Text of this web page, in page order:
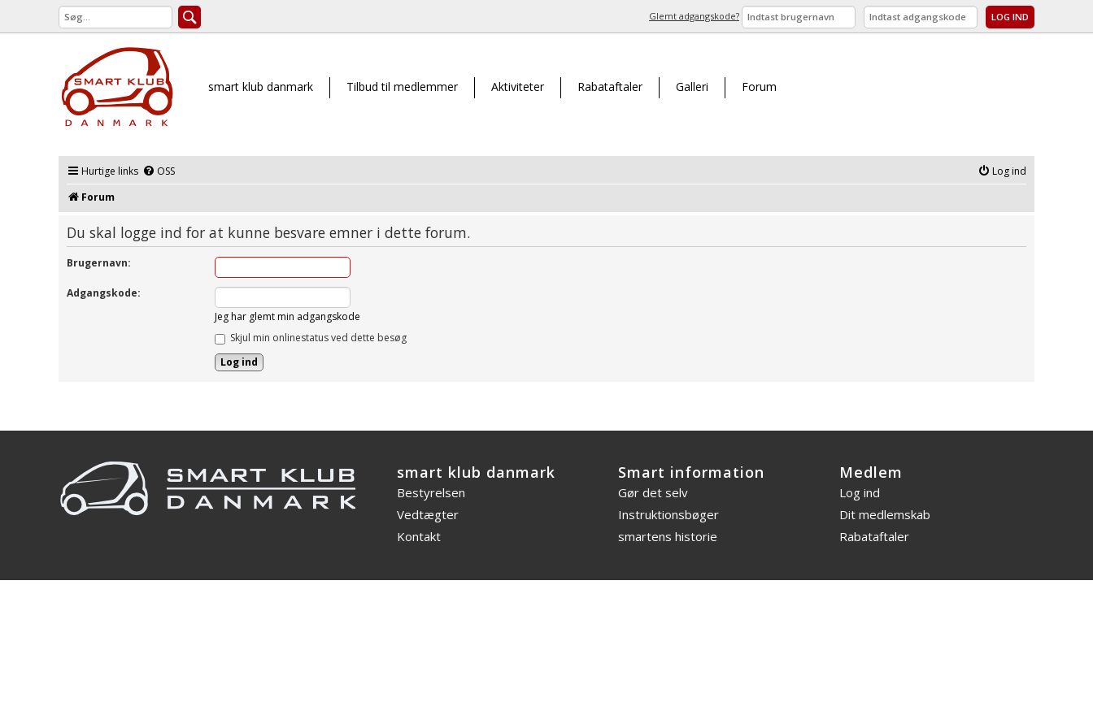
Glemt adgangskode?
smart klub danmark Tilbud til medlemmer Aktiviteter Rabataftaler Galleri Forum
Hurtige links OSS
Log ind
Forum
Du skal logge ind for at kunne besvare emner i dette forum.
Brugernavn:
Adgangskode:
Jeg har glemt min adgangskode
Skjul min onlinestatus ved dette besøg
smart klub danmark
Bestyrelsen
Vedtægter
Kontakt
Smart information
Gør det selv
Instruktionsbøger
smartens historie
Medlem
Log ind
Dit medlemskab
Rabataftaler